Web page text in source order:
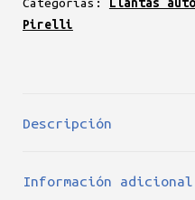
Categorías: Llantas
Pirelli
Descripción
Información adicional